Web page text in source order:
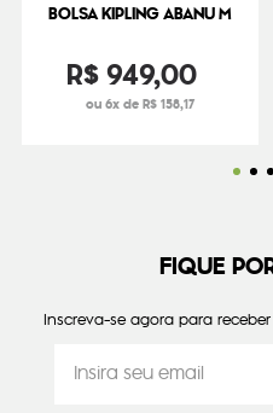
BOLSA KIPLING ABANU M
R$949,00
ou 6x de R$ 158,17
FIQUE
Inscreva-se agora para